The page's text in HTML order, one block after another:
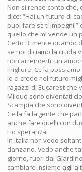
Non si rende conto che,
dice: “Hai un futuro di
puoi fare se ti
quello che mi vende un
Certo B. mente quando
se noi diciamo la cruda
non arrenderti,
migliore! Ce la possiamo
Io ci credo nel futuro
ragazzi di Bucarest che
Miloud sono diventati
Scampia che sono
Ce la fa la gente che
anche fare quelli con
Ho speranza.
In Italia non vedo
danzano. Vedo anche
giorno, fuori dal
cambiare insieme agli